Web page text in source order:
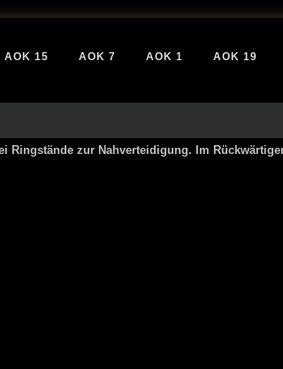
AOK 15 AOK 7 AOK 1 AOK 19
Ringstände zur Nahverteidigung. Im